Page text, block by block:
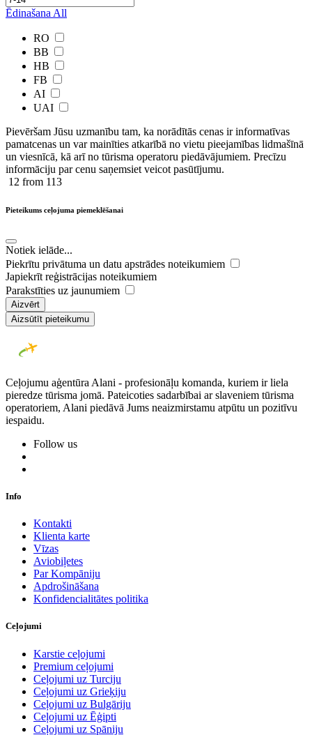
Ēdinašana All
RO
BB
HB
FB
AI
UAI
Pievēršam Jūsu uzmanību tam, ka norādītās cenas ir ​informatīvas ​
pamatcenas un var mainīties atkarībā ​no ​vietu pieejamības lidmašīnā
un viesnīcā, kā arī no tūrisma operatoru piedāvājumiem. Precīzu
informāciju par cenu saņemsiet veicot pasūtījumu.
12 from 113
Pieteikums ceļojuma piemeklēšanai
Notiek ielāde...
Piekrītu privātuma un datu apstrādes noteikumiem
Japiekrīt reģistrācijas noteikumiem
Parakstīties uz jaunumiem
Aizvērt
Aizsūtīt pieteikumu
Ceļojumu aģentūra Alani - profesionāļu komanda, kuriem ir liela
pieredze tūrisma jomā. Pateicoties sadarbībai ar slaveniem tūrisma
operatoriem, Alani piedāvā Jums neaizmirstamu atpūtu un pozitīvu
iespaidu.
Follow us
Info
Kontakti
Klienta karte
Vīzas
Aviobiļetes
Par Kompāniju
Apdrošināšana
Konfidencialitātes politika
Ceļojumi
Karstie ceļojumi
Premium ceļojumi
Ceļojumi uz Turciju
Ceļojumi uz Grieķiju
Ceļojumi uz Bulgāriju
Ceļojumi uz Ēģipti
Ceļojumi uz Spāniju